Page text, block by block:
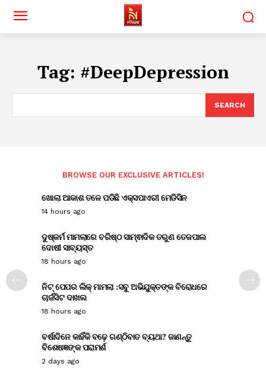
Tag: #DeepDepression
SEARCH
BROWSE OUR EXCLUSIVE ARTICLES!
ଖୋଲା ଆକାଶ ତଳେ ପଡିଛି ଏକ୍ସପାଏରୀ ମେଡିସିନ
14 hours ago
ଦୁଷ୍କର୍ମ ମାମଲାରେ ବରିଷ୍ଠ ସାମ୍ଵାଦିକ ତରୁଣ ତେଜପାଲ
ଦୋଷୀ ସାବ୍ୟସ୍ତ
18 hours ago
ନିଟ୍ ପେପର ଲିକ୍ ମାମଲା :ସବୁ ଅଭିଯୁକ୍ତଙ୍କ ବିରୋଧରେ
ଚାର୍ଜସିଟ ଦାଖଲ
18 hours ago
ବର୍ଷାଦିନେ କାହିଁକି ବଢ଼େ ଗଣ୍ଠିବାତ ବ୍ୟଥା? ଜାଣନ୍ତୁ
ବିଶେଷଜ୍ଞଙ୍କ ପରାମର୍ଶ
2 days ago